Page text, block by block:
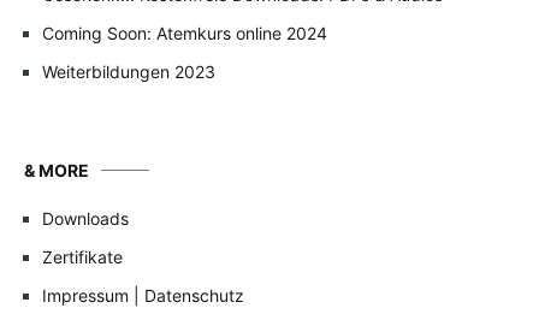
Coming Soon: Atemkurs online 2024
Weiterbildungen 2023
& MORE
Downloads
Zertifikate
Impressum | Datenschutz